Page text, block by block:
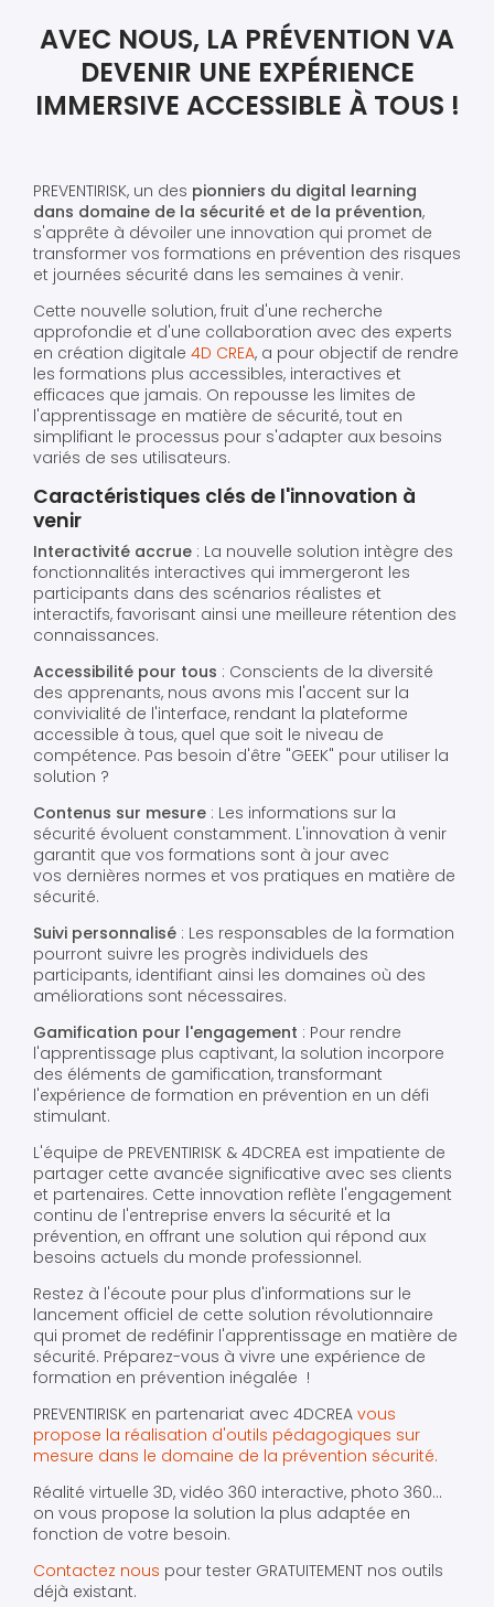
AVEC NOUS, LA PRÉVENTION VA
DEVENIR UNE EXPÉRIENCE
IMMERSIVE ACCESSIBLE À TOUS !
PREVENTIRISK, un des pionniers du digital learning
dans domaine de la sécurité et de la prévention,
s'apprête à dévoiler une innovation qui promet de
transformer vos formations en prévention des risques
et journées sécurité dans les semaines à venir.
Cette nouvelle solution, fruit d'une recherche
approfondie et d'une collaboration avec des experts
en création digitale 4D CREA, a pour objectif de rendre
les formations plus accessibles, interactives et
efficaces que jamais. On repousse les limites de
l'apprentissage en matière de sécurité, tout en
simplifiant le processus pour s'adapter aux besoins
variés de ses utilisateurs.
Caractéristiques clés de l'innovation à
venir
Interactivité accrue : La nouvelle solution intègre des
fonctionnalités interactives qui immergeront les
participants dans des scénarios réalistes et
interactifs, favorisant ainsi une meilleure rétention des
connaissances.
Accessibilité pour tous : Conscients de la diversité
des apprenants, nous avons mis l'accent sur la
convivialité de l'interface, rendant la plateforme
accessible à tous, quel que soit le niveau de
compétence. Pas besoin d'être "GEEK" pour utiliser la
solution ?
Contenus sur mesure : Les informations sur la
sécurité évoluent constamment. L'innovation à venir
garantit que vos formations sont à jour avec
vos dernières normes et vos pratiques en matière de
sécurité.
Suivi personnalisé : Les responsables de la formation
pourront suivre les progrès individuels des
participants, identifiant ainsi les domaines où des
améliorations sont nécessaires.
Gamification pour l'engagement : Pour rendre
l'apprentissage plus captivant, la solution incorpore
des éléments de gamification, transformant
l'expérience de formation en prévention en un défi
stimulant.
L'équipe de PREVENTIRISK & 4DCREA est impatiente de
partager cette avancée significative avec ses clients
et partenaires. Cette innovation reflète l'engagement
continu de l'entreprise envers la sécurité et la
prévention, en offrant une solution qui répond aux
besoins actuels du monde professionnel.
Restez à l'écoute pour plus d'informations sur le
lancement officiel de cette solution révolutionnaire
qui promet de redéfinir l'apprentissage en matière de
sécurité. Préparez-vous à vivre une expérience de
formation en prévention inégalée !
PREVENTIRISK en partenariat avec 4DCREA vous
propose la réalisation d'outils pédagogiques sur
mesure dans le domaine de la prévention sécurité.
Réalité virtuelle 3D, vidéo 360 interactive, photo 360...
on vous propose la solution la plus adaptée en
fonction de votre besoin.
Contactez nous pour tester GRATUITEMENT nos outils
déjà existant.